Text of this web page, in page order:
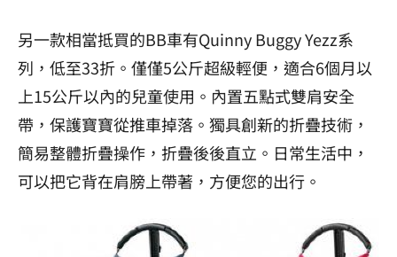
另一款相當抵買的BB車有Quinny Buggy Yezz系
列，低至33折。僅僅5公斤超級輕便，適合6個月以
上15公斤以內的兒童使用。內置五點式雙肩安全
帶，保護寶寶從推車掉落。獨具創新的折疊技術，
簡易整體折疊操作，折疊後後直立。日常生活中，
可以把它背在肩膀上帶著，方便您的出行。